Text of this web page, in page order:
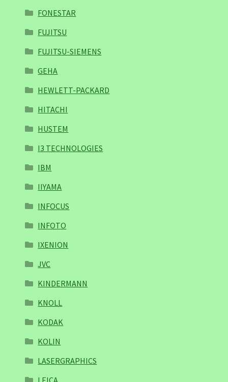
FONESTAR
FUJITSU
FUJITSU-SIEMENS
GEHA
HEWLETT-PACKARD
HITACHI
HUSTEM
I3 TECHNOLOGIES
IBM
IIYAMA
INFOCUS
INFOTO
IXENION
JVC
KINDERMANN
KNOLL
KODAK
KOLIN
LASERGRAPHICS